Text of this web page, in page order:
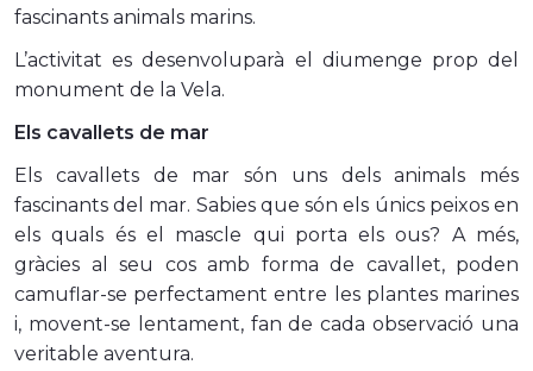
fascinants animals marins.
L’activitat es desenvoluparà el diumenge prop del
monument de la Vela.
Els cavallets de mar
Els cavallets de mar són uns dels animals més
fascinants del mar. Sabies que són els únics peixos en
els quals és el mascle qui porta els ous? A més,
gràcies al seu cos amb forma de cavallet, poden
camuflar-se perfectament entre les plantes marines
i, movent-se lentament, fan de cada observació una
veritable aventura.